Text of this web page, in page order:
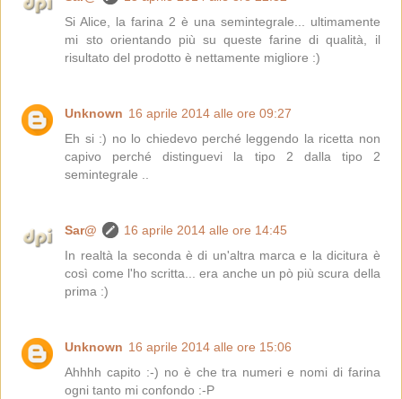
Si Alice, la farina 2 è una semintegrale... ultimamente
mi sto orientando più su queste farine di qualità, il
risultato del prodotto è nettamente migliore :)
Unknown 16 aprile 2014 alle ore 09:27
Eh si :) no lo chiedevo perché leggendo la ricetta non
capivo perché distinguevi la tipo 2 dalla tipo 2
semintegrale ..
Sar@
16 aprile 2014 alle ore 14:45
In realtà la seconda è di un'altra marca e la dicitura è
così come l'ho scritta... era anche un pò più scura della
prima :)
Unknown 16 aprile 2014 alle ore 15:06
Ahhhh capito :-) no è che tra numeri e nomi di farina
ogni tanto mi confondo :-P